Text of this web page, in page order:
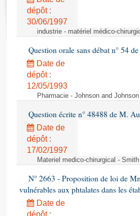
Rapports d'enquête
Rapports législatifs
Dossiers législatifs
Budget et sécurité sociale
Questions écrites et orales
dépôt :
30/06/1997
industrie - matériel médico-
Question orale sans débat n° 54
Date de
dépôt :
12/05/1993
Pharmacie - Johnson and
Question écrite n° 48488 de M.
Date de
dépôt :
17/02/1997
Materiel medico-chirurgical -
N° 2663 - Proposition de loi de
vulnérables aux phtalates dans les
Date de
dépôt :